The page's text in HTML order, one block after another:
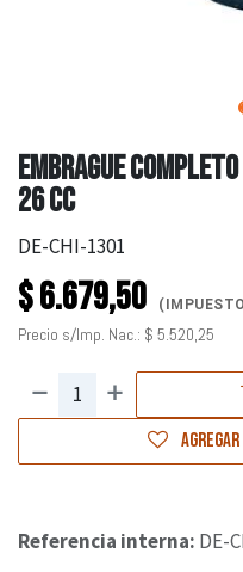
EMBRAGUE
26 CC
DE-CHI-1301
$6.679,50
Precio s/Imp. Nac.: $ 5.520,25
Referencia interna: DE-